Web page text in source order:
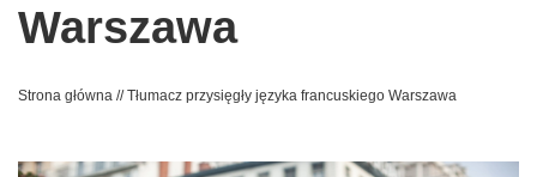
Warszawa
Strona główna //Tłumacz przysięgły języka francuskiego Warszawa